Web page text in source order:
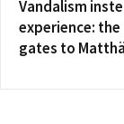
Vandalism
experience:
gates to